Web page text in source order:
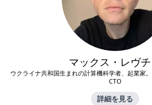
マックス・レヴ
ウクライナ共和国生まれの計算機科学者、起業家
CTO
詳細を見る